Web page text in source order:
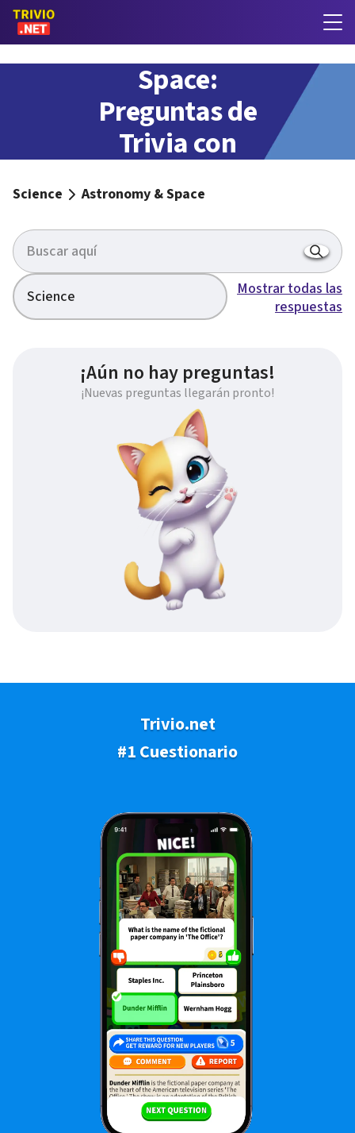
Astronomy &
Space:
Preguntas de
Trivia con
Science Astronomy & Space
Science
Mostrar todas las
respuestas
¡Aún no hay preguntas!
¡Nuevas preguntas llegarán pronto!
Trivio.net
#1 Cuestionario